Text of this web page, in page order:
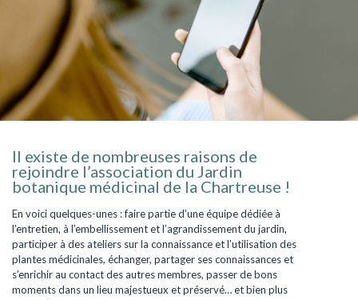
Il existe de nombreuses raisons de
rejoindre l’association du Jardin
botanique médicinal de la Chartreuse !
En voici quelques-unes : faire partie d’une équipe dédiée à
l’entretien, à l’embellissement et l’agrandissement du jardin,
participer à des ateliers sur la connaissance et l’utilisation des
plantes médicinales, échanger, partager ses connaissances et
s’enrichir au contact des autres membres, passer de bons
moments dans un lieu majestueux et préservé… et bien plus